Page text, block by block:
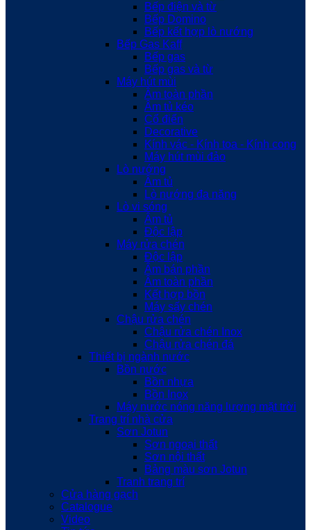
Bếp điện và từ
Bếp Domino
Bếp kết hợp lò nướng
Bếp Gas Kaff
Bếp gas
Bếp gas và từ
Máy hút mùi
Âm toàn phần
Âm tủ kéo
Cổ điển
Decorative
Kính vác - Kính toa - Kính cong
Máy hút mùi đảo
Lò nướng
Âm tủ
Lò nướng đa năng
Lò vi sóng
Âm tủ
Độc lập
Máy rửa chén
Độc lập
Âm bán phần
Âm toàn phần
Kết hợp bồn
Máy sấy chén
Chậu rửa chén
Chậu rửa chén Inox
Chậu rửa chén đá
Thiết bị ngành nước
Bồn nước
Bồn nhựa
Bồn Inox
Máy nước nóng năng lượng mặt trời
Trang trí nhà cửa
Sơn Jotun
Sơn ngoại thất
Sơn nội thất
Bảng màu sơn Jotun
Tranh trang trí
Cửa hàng gạch
Catalogue
Video